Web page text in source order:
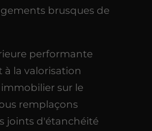
brusques de
performante
la valorisation
sur le
remplaçons
joints d'étanchéité